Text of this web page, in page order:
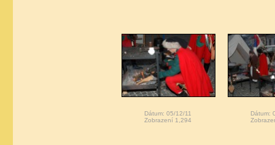
Dátum: 05/12/11
Zobrazení 1,294
Dátum: